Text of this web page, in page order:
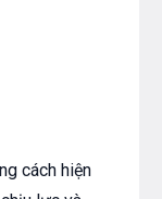
cách hiện